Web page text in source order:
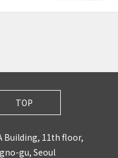
TOP
Building, 11th floor,
gu, Seoul